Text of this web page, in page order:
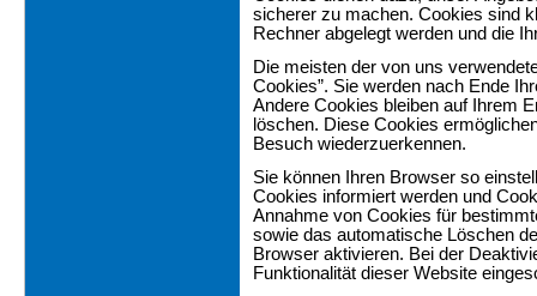
sicherer zu machen. Cookies sind
Rechner abgelegt werden und die
Die meisten der von uns
Cookies”. Sie werden nach Ende
Andere Cookies bleiben auf Ihrem
löschen. Diese Cookies
Besuch wiederzuerkennen.
Sie können Ihren Browser so
Cookies informiert werden und
Annahme von Cookies für
sowie das automatische Löschen
Browser aktivieren. Bei der
Funktionalität dieser Website